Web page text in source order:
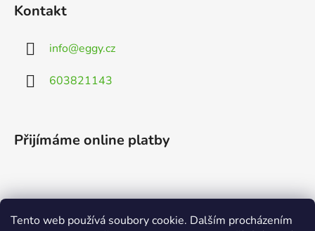
Tento web používá soubory cookie. Dalším procházením
Kontakt
info@eggy.cz
603821143
Přijímáme online platby